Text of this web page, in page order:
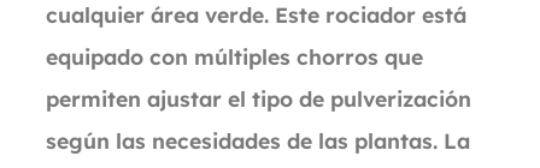
cualquier área verde. Este rociador está
equipado con múltiples chorros que
permiten ajustar el tipo de pulverización
según las necesidades de las plantas. La